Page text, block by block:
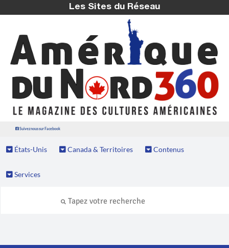
Les Sites du Réseau
Suivez nous sur Facebook
États-Unis Canada & Territoires Contenus
Services